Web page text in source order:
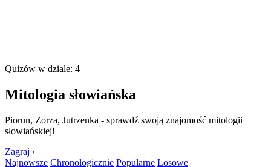
Quizów w dziale: 4
Mitologia słowiańska
Piorun, Zorza, Jutrzenka - sprawdź swoją znajomość mitologii
słowiańskiej!
Zagraj ›
Najnowsze Chronologicznie Popularne Losowe